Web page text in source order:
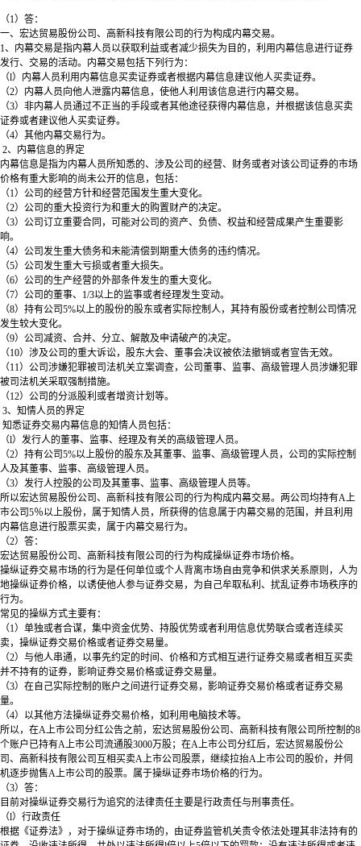
（1） 答：
一、宏达贸易股份公司、高新科技有限公司的行为构成内幕交易。
1、内幕交易是指内幕人员以获取利益或者减少损失为目的，利用内幕信息进行证券
发行、交易的活动。内幕交易包括下列行为：
（l）内幕人员利用内幕信息买卖证券或者根据内幕信息建议他人买卖证券。
（2）内幕人员向他人泄露内幕信息，使他人利用该信息进行内幕交易。
（3）非内幕人员通过不正当的手段或者其他途径获得内幕信息，并根据该信息买卖
证券或者建议他人买卖证券。
（4）其他内幕交易行为。
2、内幕信息的界定
内幕信息是指为内幕人员所知悉的、涉及公司的经营、财务或者对该公司证券的市场
价格有重大影响的尚未公开的信息，包括：
（1）公司的经营方针和经营范围发生重大变化。
（2）公司的重大投资行为和重大的购置财产的决定。
（3）公司订立重要合同，可能对公司的资产、负债、权益和经营成果产生重要影
响。
（4）公司发生重大债务和未能清偿到期重大债务的违约情况。
（5）公司发生重大亏损或者重大损失。
（6）公司的生产经营的外部条件发生的重大变化。
（7）公司的董事、1/3以上的监事或者经理发生变动。
（8）持有公司5%以上的股份的股东或者实际控制人，其持有股份或者控制公司情况
发生较大变化。
（9）公司减资、合并、分立、解散及申请破产的决定。
（10）涉及公司的重大诉讼，股东大会、董事会决议被依法撤销或者宣告无效。
（11）公司涉嫌犯罪被司法机关立案调查，公司董事、监事、高级管理人员涉嫌犯罪
被司法机关采取强制措施。
（12）公司的分派股利或者增资计划等。
3、知情人员的界定
知悉证券交易内幕信息的知情人员包括：
（l）发行人的董事、监事、经理及有关的高级管理人员。
（2）持有公司5%以上股份的股东及其董事、监事、高级管理人员，公司的实际控制
人及其董事、监事、高级管理人员。
（3）发行人控股的公司及其董事、监事、高级管理人员等。
所以宏达贸易股份公司、高新科技有限公司的行为构成内幕交易。两公司均持有A上
市公司5％以上股份，属于知情人员，所获得的信息属于内幕交易的范围，并且利用
内幕信息进行股票买卖，属于内幕交易行为。
（2）答：
宏达贸易股份公司、高新科技有限公司的行为构成操纵证券市场价格。
操纵证券交易市场的行为是任何单位或个人背离市场自由竞争和供求关系原则，人为
地操纵证券价格，以诱使他人参与证券交易，为自己牟取私利、扰乱证券市场秩序的
行为。
常见的操纵方式主要有：
（1）单独或者合谋，集中资金优势、持股优势或者利用信息优势联合或者连续买
卖，操纵证券交易价格或者证券交易量。
（2）与他人串通，以事先约定的时间、价格和方式相互进行证券交易或者相互买卖
并不持有的证券，影响证券交易价格或证券交易量。
（3）在自己实际控制的账户之间进行证券交易，影响证券交易价格或者证券交易
量。
（4）以其他方法操纵证券交易价格，如利用电脑技术等。
所以，在A上市公司分红公告之前，宏达贸易股份公司、高新科技有限公司所控制的8
个账户已持有A上市公司流通股3000万股；在A上市公司分红后，宏达贸易股份公
司、高新科技有限公司互相买卖A上市公司股票，继续拉抬A上市公司的股价，并伺
机逐步抛售A上市公司的股票。属于操纵证券市场价格的行为。
（3）答：
目前对操纵证券交易行为追究的法律责任主要是行政责任与刑事责任。
（l）行政责任
根据《证券法》，对于操纵证券市场的，由证券监管机关责令依法处理其非法持有的